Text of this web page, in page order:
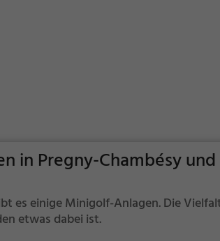
in Pregny-Chambésy und
es einige Minigolf-Anlagen. Die
etwas dabei ist.